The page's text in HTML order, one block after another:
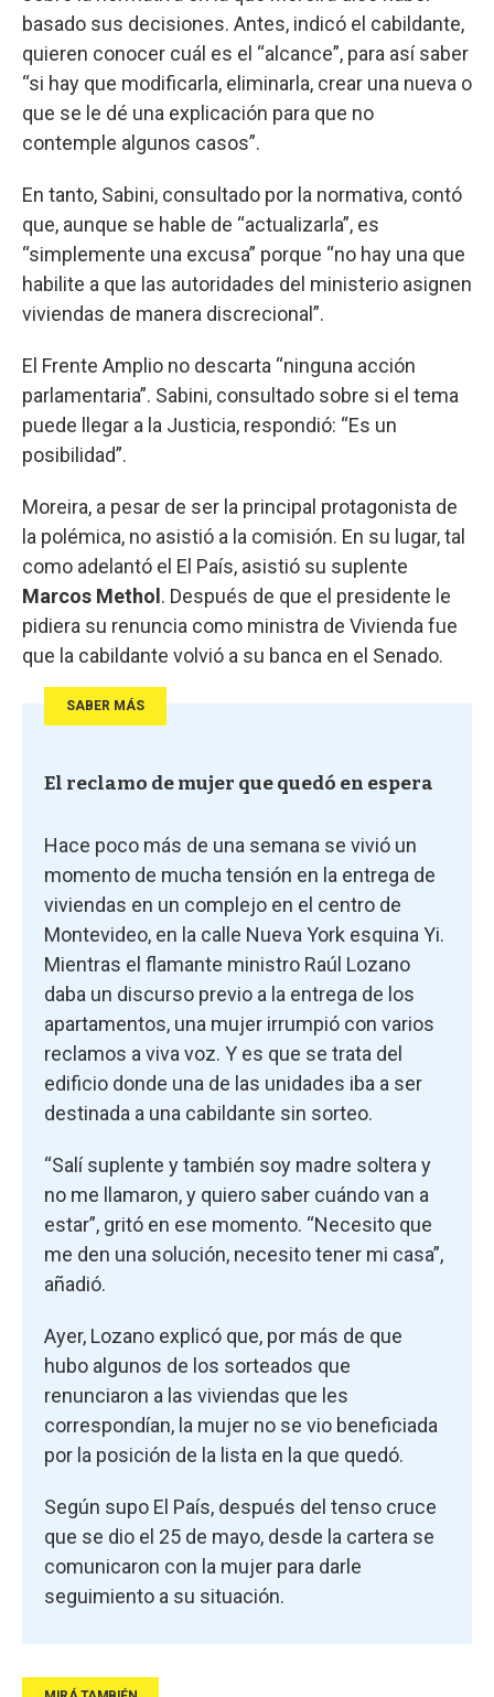
basado sus decisiones. Antes, indicó el cabildante,
quieren conocer cuál es el “alcance”, para así saber
“si hay que modificarla, eliminarla, crear una nueva o
que se le dé una explicación para que no
contemple algunos casos”.
En tanto, Sabini, consultado por la normativa, contó
que, aunque se hable de “actualizarla”, es
“simplemente una excusa” porque “no hay una que
habilite a que las autoridades del ministerio asignen
viviendas de manera discrecional”.
El Frente Amplio no descarta “ninguna acción
parlamentaria”. Sabini, consultado sobre si el tema
puede llegar a la Justicia, respondió: “Es un
posibilidad”.
Moreira, a pesar de ser la principal protagonista de
la polémica, no asistió a la comisión. En su lugar, tal
como adelantó el El País, asistió su suplente
Marcos Methol . Después de que el presidente le
pidiera su renuncia como ministra de Vivienda fue
que la cabildante volvió a su banca en el Senado.
SABER MÁS
El reclamo de mujer que quedó en espera
Hace poco más de una semana se vivió un
momento de mucha tensión en la entrega de
viviendas en un complejo en el centro de
Montevideo, en la calle Nueva York esquina Yi.
Mientras el flamante ministro Raúl Lozano
daba un discurso previo a la entrega de los
apartamentos, una mujer irrumpió con varios
reclamos a viva voz. Y es que se trata del
edificio donde una de las unidades iba a ser
destinada a una cabildante sin sorteo.
“Salí suplente y también soy madre soltera y
no me llamaron, y quiero saber cuándo van a
estar”, gritó en ese momento. “Necesito que
me den una solución, necesito tener mi casa”,
añadió.
Ayer, Lozano explicó que, por más de que
hubo algunos de los sorteados que
renunciaron a las viviendas que les
correspondían, la mujer no se vio beneficiada
por la posición de la lista en la que quedó.
Según supo El País, después del tenso cruce
que se dio el 25 de mayo, desde la cartera se
comunicaron con la mujer para darle
seguimiento a su situación.